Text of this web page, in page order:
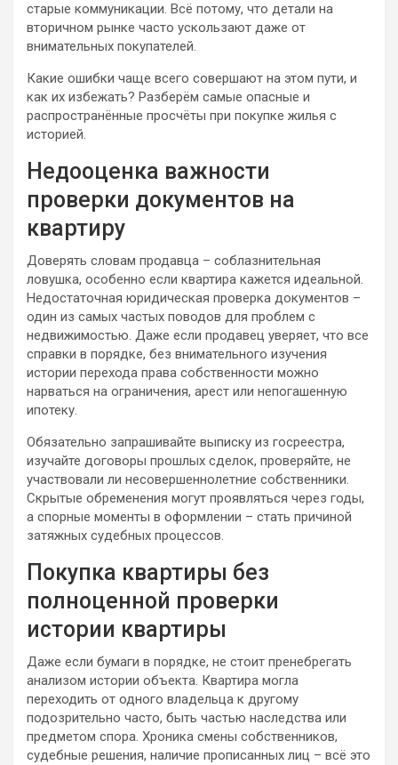
старые коммуникации. Всё потому, что детали на
вторичном рынке часто ускользают даже от
внимательных покупателей.
Какие ошибки чаще всего совершают на этом пути, и
как их избежать? Разберём самые опасные и
распространённые просчёты при покупке жилья с
историей.
Недооценка важности
проверки документов на
квартиру
Доверять словам продавца – соблазнительная
ловушка, особенно если квартира кажется идеальной.
Недостаточная юридическая проверка документов –
один из самых частых поводов для проблем с
недвижимостью. Даже если продавец уверяет, что все
справки в порядке, без внимательного изучения
истории перехода права собственности можно
нарваться на ограничения, арест или непогашенную
ипотеку.
Обязательно запрашивайте выписку из госреестра,
изучайте договоры прошлых сделок, проверяйте, не
участвовали ли несовершеннолетние собственники.
Скрытые обременения могут проявляться через годы,
а спорные моменты в оформлении – стать причиной
затяжных судебных процессов.
Покупка квартиры без
полноценной проверки
истории квартиры
Даже если бумаги в порядке, не стоит пренебрегать
анализом истории объекта. Квартира могла
переходить от одного владельца к другому
подозрительно часто, быть частью наследства или
предметом спора. Хроника смены собственников,
судебные решения, наличие прописанных лиц – всё это